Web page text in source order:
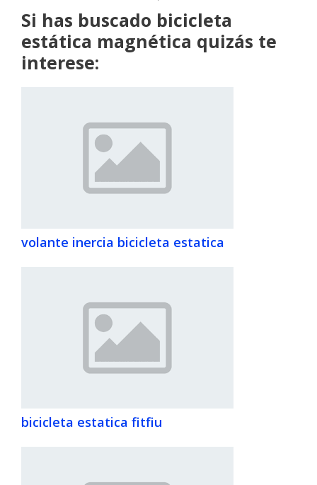
Si has buscado bicicleta
estática magnética quizás te
interese:
volante inercia bicicleta estatica
bicicleta estatica fitfiu